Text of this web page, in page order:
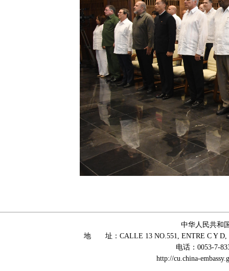
中华人民共和
地 址：CALLE 13 NO.551, ENTRE C Y D,
电话：0053-7-
http://cu.china-